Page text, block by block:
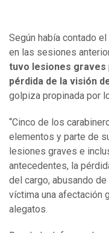
Según había contado
en las sesiones
tuvo lesiones graves
pérdida de la visión
golpiza propinada por
“Cinco de los
elementos y parte de
lesiones graves e
antecedentes, la
del cargo, abusando
víctima una afectación
alegatos.